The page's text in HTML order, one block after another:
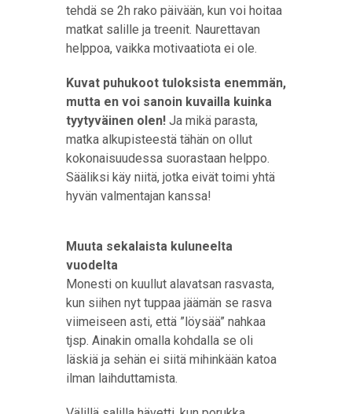
tehdä se 2h rako päivään, kun voi hoitaa
matkat salille ja treenit. Naurettavan
helppoa, vaikka motivaatiota ei ole.
Kuvat puhukoot tuloksista enemmän,
mutta en voi sanoin kuvailla kuinka
tyytyväinen olen! Ja mikä parasta,
matka alkupisteestä tähän on ollut
kokonaisuudessa suorastaan helppo.
Sääliksi käy niitä, jotka eivät toimi yhtä
hyvän valmentajan kanssa!
Muuta sekalaista kuluneelta
vuodelta
Monesti on kuullut alavatsan rasvasta,
kun siihen nyt tuppaa jäämän se rasva
viimeiseen asti, että ”löysää” nahkaa
tjsp. Ainakin omalla kohdalla se oli
läskiä ja sehän ei siitä mihinkään katoa
ilman laihduttamista.